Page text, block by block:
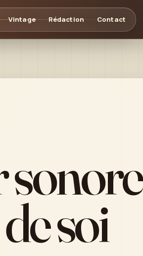
Vintage Rédaction Contact
sonore
soi